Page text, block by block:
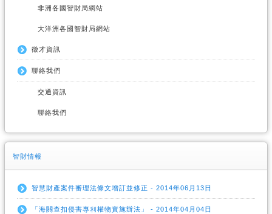
非洲各國智財局網站
大洋洲各國智財局網站
徵才資訊
聯絡我們
交通資訊
聯絡我們
智財情報
智慧財產案件審理法條文增訂並修正 - 2014年06月13日
「海關查扣侵害專利權物實施辦法」 - 2014年04月04日